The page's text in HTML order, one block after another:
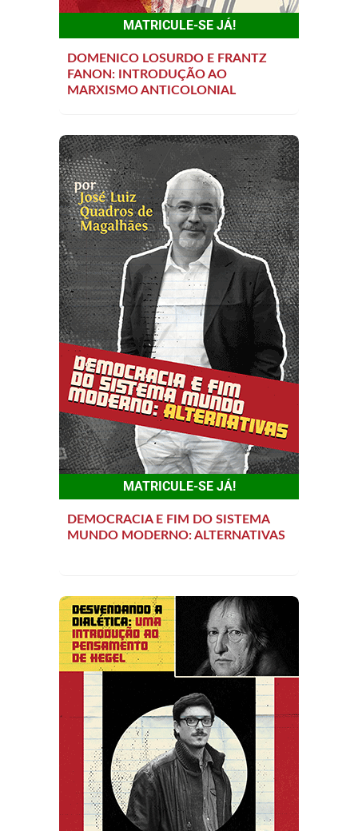
MATRICULE-SE JÁ!
DOMENICO LOSURDO E FRANTZ
FANON: INTRODUÇÃO AO
MARXISMO ANTICOLONIAL
MATRICULE-SE JÁ!
DEMOCRACIA E FIM DO SISTEMA
MUNDO MODERNO: ALTERNATIVAS